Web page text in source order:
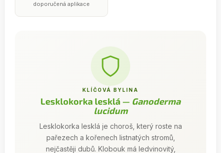
doporučená aplikace
KLÍČOVÁ BYLINA
Lesklokorka lesklá — Ganoderma
lucidum
Lesklokorka lesklá je choroš, který roste na
pařezech a kořenech listnatých stromů,
nejčastěji dubů. Klobouk má ledvinovitý,